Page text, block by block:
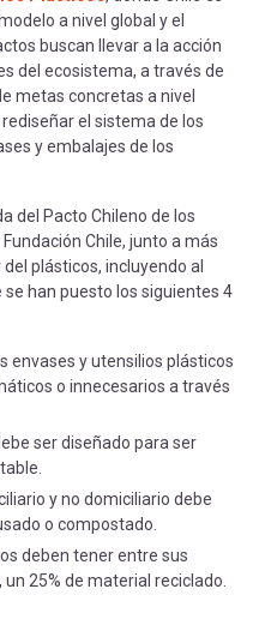
a nivel global y el
buscan llevar a la acción
del ecosistema, a través de
metas concretas a nivel
el sistema de los
y embalajes de los
del Pacto Chileno de los
Chile, junto a más
plásticos, incluyendo al
han puesto los siguientes 4
envases y utensilios plásticos
o innecesarios a través
ser diseñado para ser
y no domiciliario debe
o compostado.
deben tener entre sus
25% de material reciclado.